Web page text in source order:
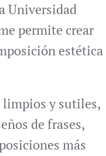
Universidad
permite crear
estética
y sutiles,
de frases,
más